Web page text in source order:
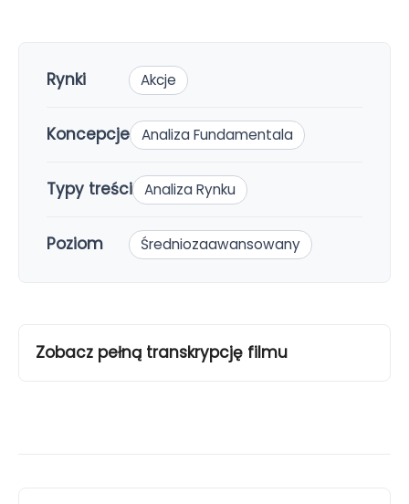
Rynki Akcje
Koncepcje Analiza Fundamentala
Typy treści Analiza Rynku
Poziom Średniozaawansowany
Zobacz pełną transkrypcję filmu